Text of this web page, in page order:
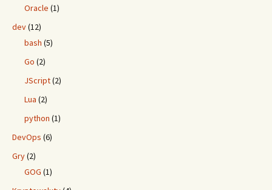
Oracle (1)
dev(12)
bash (5)
Go (2)
JScript(2)
Lua (2)
python (1)
DevOps (6)
Gry(2)
GOG (1)